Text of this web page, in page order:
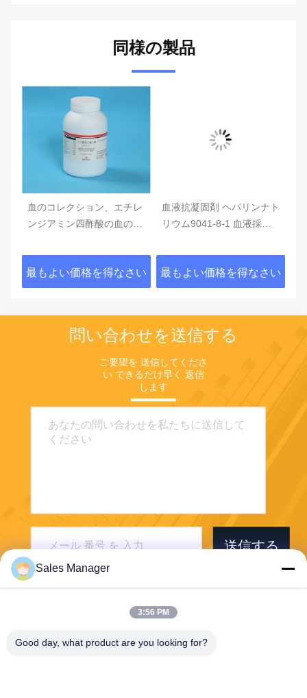
同様の製品
血のコレクション、エチレ
ンジアミン四酢酸の血の管
Dipotassiumエチレンジア
ミン四酢酸
最もよい価格を得なさい
血液抗凝固剤 ヘパリンナト
リウム9041-8-1 血液採集
最もよい価格を得なさい 最も
問い合わせを送信する
ご要望を 送信してくださ
い できるだけ早く 返信
します
送信する
Sales Manager
3:56 PM
Good day, what product are you looking for?